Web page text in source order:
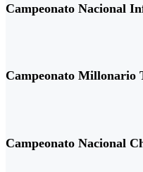
Campeonato Nacional
Campeonato Millonario
Campeonato Nacional